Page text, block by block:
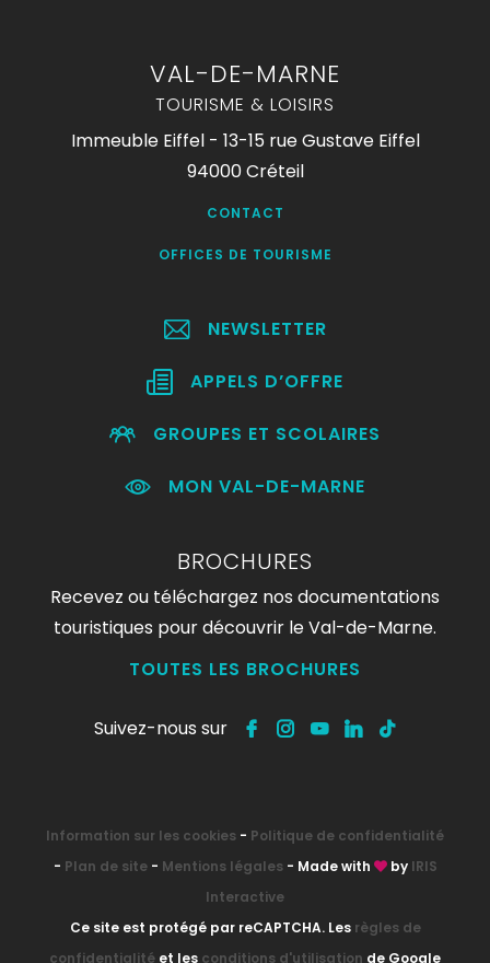
VAL-DE-MARNE
TOURISME & LOISIRS
Immeuble Eiffel - 13-15 rue Gustave Eiffel
94000 Créteil
CONTACT
OFFICES DE TOURISME
NEWSLETTER
APPELS D’OFFRE
GROUPES ET SCOLAIRES
MON VAL-DE-MARNE
BROCHURES
Recevez ou téléchargez nos documentations
touristiques pour découvrir le Val-de-Marne.
TOUTES LES BROCHURES
Suivez-nous sur
Information sur les cookies - Politique de confidentialité
- Plan de site- Mentions légales- Made with by IRIS
Interactive
Ce site est protégé par reCAPTCHA. Les règles de
confidentialité et les conditions d'utilisation de Google